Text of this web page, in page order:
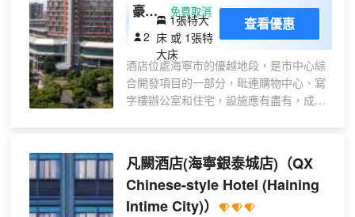
豪華
大床
免費取消
2
1張特大
床 或 1張特
大床
查看優惠
酒店位處海寧市的優越地段，是市中心綜
合開發項目的一部分，毗連購物中心、寫
字樓辦公室和住宅，設施應有盡有，成為
旅遊景點近在咫尺，非常方便。海寧雄踞
浙江省的中心，搭乘高鐵前往上海和杭州
也只需要一個小時，盡享地利。
凡闕酒店(海寧銀泰城店) （QX
Chinese-style Hotel (Haining
Intime City)）